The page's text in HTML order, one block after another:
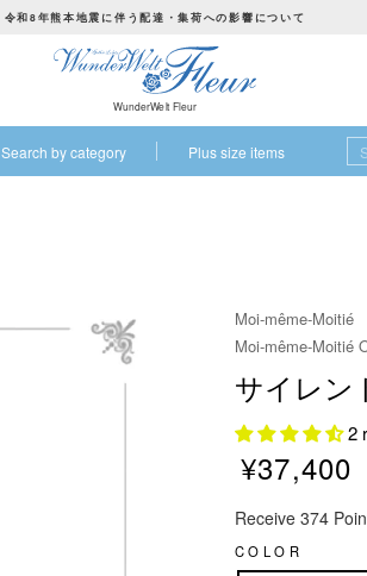
P
a
u
s
令和8年熊本地震に伴う配達・集荷への影響について
WunderWelt Fleur
Search by category Plus size items
Moi-même-Moitié
Moi-même-Moitié
サイレン
2
e
g
¥37,400
Receive 374
COLOR